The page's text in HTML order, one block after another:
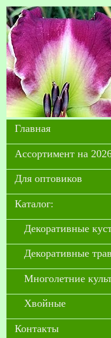
Главная
Ассортимент на
Для оптовиков
Каталог:
Декоративные
Декоративные
Многолетние
Хвойные
Контакты